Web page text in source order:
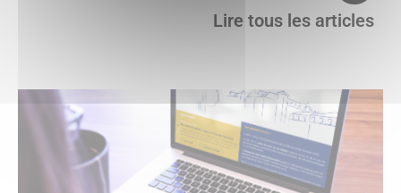
Lire tous les articles